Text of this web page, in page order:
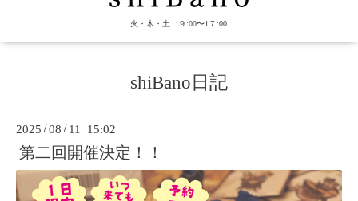
火・木・土 ９:00〜1７:00
shiBano日記
2025 /08 / 11 15:02
第二回開催決定！！